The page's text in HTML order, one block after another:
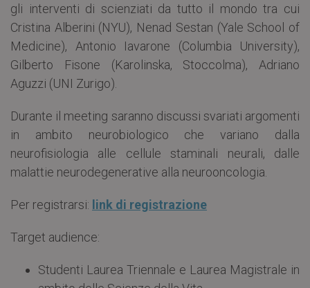
gli interventi di scienziati da tutto il mondo tra cui
Cristina Alberini (NYU), Nenad Sestan (Yale School of
Medicine), Antonio Iavarone (Columbia University),
Gilberto Fisone (Karolinska, Stoccolma), Adriano
Aguzzi (UNI Zurigo).
Durante il meeting saranno discussi svariati argomenti
in ambito neurobiologico che variano dalla
neurofisiologia alle cellule staminali neurali, dalle
malattie neurodegenerative alla neurooncologia.
Per registrarsi: link di registrazione
Target audience:
Studenti Laurea Triennale e Laurea Magistrale in